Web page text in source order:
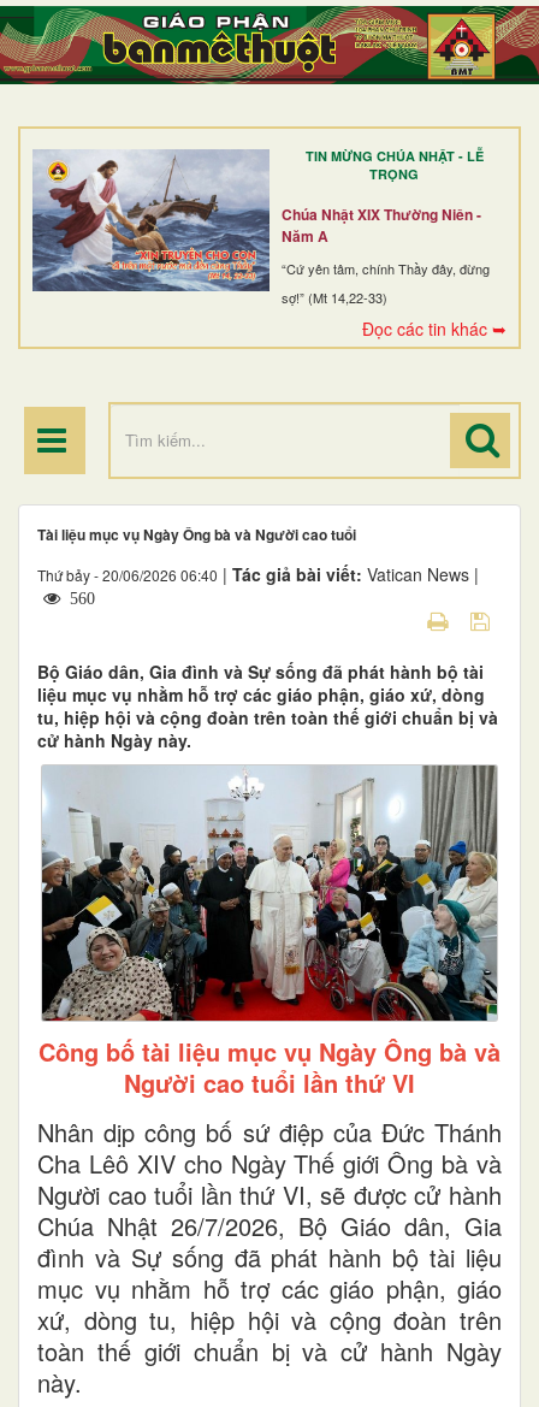
TIN MỪNG CHÚA NHẬT - LỄ
TRỌNG
Chúa Nhật XIX Thường Niên -
Năm A
“Cứ yên tâm, chính Thầy đây, đừng
sợ!” (Mt 14,22-33)
Đọc các tin khác ➥
TRANG NHẤT
GIỚI THIỆU
DÒNG TU
BAN MỤC VỤ
ĐOÀN THỂ CG
ĐIỂM HÀNH HƯƠNG
Tài liệu mục vụ Ngày Ông bà và Người cao tuổi
Thứ bảy - 20/06/2026 06:40 | Tác giả bài viết: Vatican News |
560
Bộ Giáo dân, Gia đình và Sự sống đã phát hành bộ tài
liệu mục vụ nhằm hỗ trợ các giáo phận, giáo xứ, dòng
tu, hiệp hội và cộng đoàn trên toàn thế giới chuẩn bị và
cử hành Ngày này.
Công bố tài liệu mục vụ Ngày Ông bà và
Người cao tuổi lần thứ VI
Nhân dịp công bố sứ điệp của Đức Thánh
Cha Lêô XIV cho Ngày Thế giới Ông bà và
Người cao tuổi lần thứ VI, sẽ được cử hành
Chúa Nhật 26/7/2026, Bộ Giáo dân, Gia
đình và Sự sống đã phát hành bộ tài liệu
mục vụ nhằm hỗ trợ các giáo phận, giáo
xứ, dòng tu, hiệp hội và cộng đoàn trên
toàn thế giới chuẩn bị và cử hành Ngày
này.